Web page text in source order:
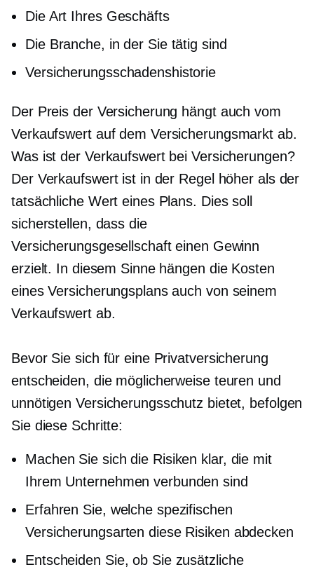
Die Art Ihres Geschäfts
Die Branche, in der Sie tätig sind
Versicherungsschadenshistorie
Der Preis der Versicherung hängt auch vom
Verkaufswert auf dem Versicherungsmarkt ab.
Was ist der Verkaufswert bei Versicherungen?
Der Verkaufswert ist in der Regel höher als der
tatsächliche Wert eines Plans. Dies soll
sicherstellen, dass die
Versicherungsgesellschaft einen Gewinn
erzielt. In diesem Sinne hängen die Kosten
eines Versicherungsplans auch von seinem
Verkaufswert ab.
Bevor Sie sich für eine Privatversicherung
entscheiden, die möglicherweise teuren und
unnötigen Versicherungsschutz bietet, befolgen
Sie diese Schritte:
Machen Sie sich die Risiken klar, die mit
Ihrem Unternehmen verbunden sind
Erfahren Sie, welche spezifischen
Versicherungsarten diese Risiken abdecken
Entscheiden Sie, ob Sie zusätzliche